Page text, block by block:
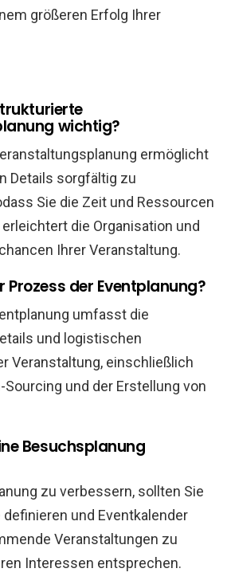
größeren Erfolg Ihrer
wichtig?
ermöglicht
Details sorgfältig zu
Sie die Zeit und Ressourcen
die Organisation und
Ihrer Veranstaltung.
der Eventplanung?
umfasst die
und logistischen
Veranstaltung, einschließlich
Sourcing und der Erstellung von
Besuchsplanung
zu verbessern, sollten Sie
und Eventkalender
Veranstaltungen zu
Interessen entsprechen.